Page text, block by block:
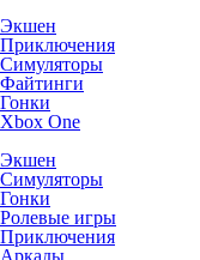
Экшен
Приключения
Симуляторы
Файтинги
Гонки
Xbox One
Экшен
Симуляторы
Гонки
Ролевые игры
Приключения
Аркады